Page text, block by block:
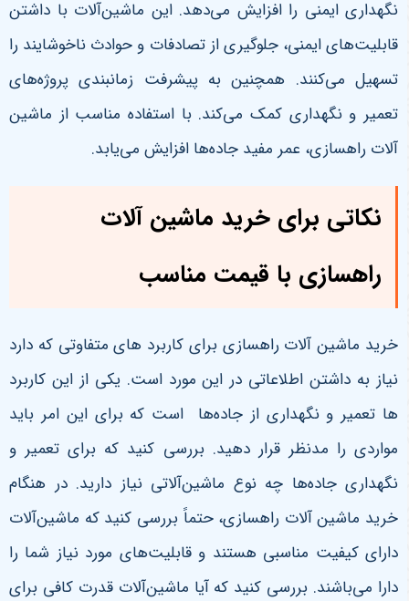
نگهداری ایمنی را افزایش می‌دهد. این ماشین‌آلات با داشتن
قابلیت‌های ایمنی، جلوگیری از تصادفات و حوادث ناخوشایند را
تسهیل می‌کنند. همچنین به پیشرفت زمانبندی پروژه‌های
تعمیر و نگهداری کمک می‌کند. با استفاده مناسب از ماشین
آلات راهسازی، عمر مفید جاده‌ها افزایش می‌یابد.
نکاتی برای خرید ماشین آلات
راهسازی با قیمت مناسب
خرید ماشین ‌آلات راهسازی برای کاربرد های متفاوتی که دارد
نیاز به داشتن اطلاعاتی در این مورد است. یکی از این کاربرد
ها تعمیر و نگهداری از جاده‌ها است که برای این امر باید
مواردی را مدنظر قرار دهید. بررسی کنید که برای تعمیر و
نگهداری جاده‌ها چه نوع ماشین‌آلاتی نیاز دارید. در هنگام
خرید ماشین ‌آلات راهسازی، حتماً بررسی کنید که ماشین‌آلات
دارای کیفیت مناسبی هستند و قابلیت‌های مورد نیاز شما را
دارا می‌باشند. بررسی کنید که آیا ماشین‌آلات قدرت کافی برای